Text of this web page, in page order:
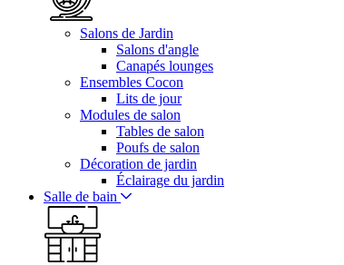
Salons de Jardin
Salons d'angle
Canapés lounges
Ensembles Cocon
Lits de jour
Modules de salon
Tables de salon
Poufs de salon
Décoration de jardin
Éclairage du jardin
Salle de bain